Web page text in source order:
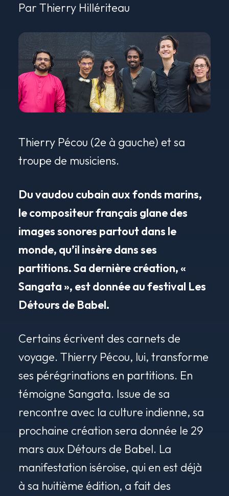
Par Thierry Hillériteau
Thierry Pécou (2e à gauche) et sa
troupe de musiciens.
Du vaudou cubain aux fonds marins,
le compositeur français glane des
images sonores partout dans le
monde, qu’il insère dans ses
partitions. Sa dernière création, «
Sangata », est donnée au festival Les
Détours de Babel.
Certains écrivent des carnets de
voyage. Thierry Pécou, lui, transforme
ses pérégrinations en partitions. En
témoigne Sangata. Issue de sa
rencontre avec la culture indienne, sa
prochaine création sera donnée le 29
mars aux Détours de Babel. La
manifestation iséroise, qui en est déjà
à sa huitième édition, a fait des